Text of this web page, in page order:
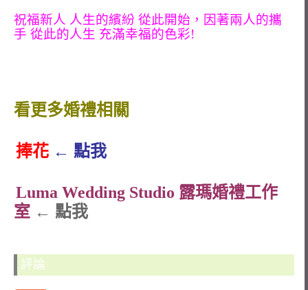
祝福新人 人生的繽紛 從此開始，因著兩人的攜
手 從此的人生 充滿幸福的色彩!
看更多婚禮相關
捧花 ← 點我
Luma Wedding Studio 露瑪婚禮工作
室 ← 點我
評論